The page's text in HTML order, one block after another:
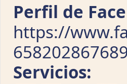
Perfil de
https://
Servicios: